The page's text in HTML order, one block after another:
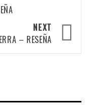
NEXT
– RESEÑA